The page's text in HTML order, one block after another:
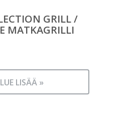
GRILL /
MATKAGRILLI
LUE LISÄÄ »